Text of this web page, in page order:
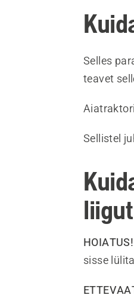
Selles
teavet
Sellistel
HOIATUS!
sisse